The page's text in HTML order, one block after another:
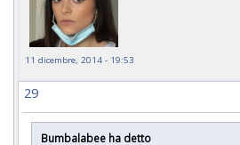
11 dicembre, 2014 - 19:53
29
Bumbalabee ha detto